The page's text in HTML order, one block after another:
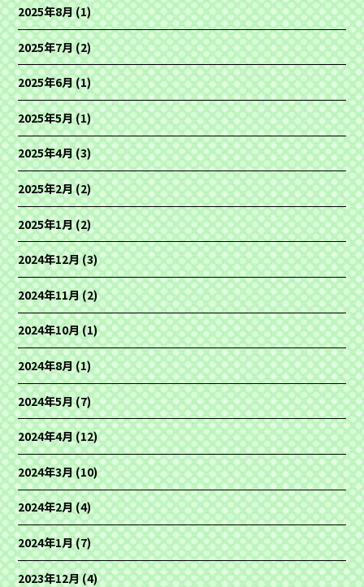
2025年8月(1)
2025年7月(2)
2025年6月(1)
2025年5月(1)
2025年4月(3)
2025年2月(2)
2025年1月(2)
2024年12月(3)
2024年11月(2)
2024年10月(1)
2024年8月(1)
2024年5月(7)
2024年4月(12)
2024年3月(10)
2024年2月(4)
2024年1月(7)
2023年12月(4)